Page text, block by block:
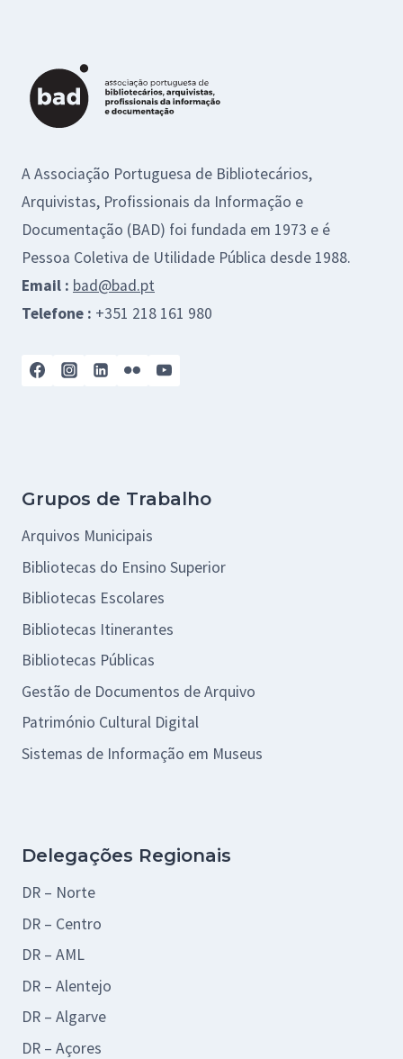
A Associação Portuguesa de Bibliotecários,
Arquivistas, Profissionais da Informação e
Documentação (BAD) foi fundada em 1973 e é
Pessoa Coletiva de Utilidade Pública desde 1988.
Email : bad@bad.pt
Telefone : +351 218 161 980
Grupos de Trabalho
Arquivos Municipais
Bibliotecas do Ensino Superior
Bibliotecas Escolares
Bibliotecas Itinerantes
Bibliotecas Públicas
Gestão de Documentos de Arquivo
Património Cultural Digital
Sistemas de Informação em Museus
Delegações Regionais
DR – Norte
DR – Centro
DR – AML
DR – Alentejo
DR – Algarve
DR – Açores